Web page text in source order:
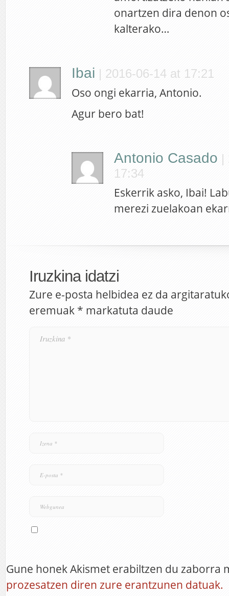
onartzen dira denon
kalterako…
Ibai | 2016-06-14 at 17:21
Oso ongi ekarria, Antonio.
Agur bero bat!
Antonio Casado |
17:34
Eskerrik asko, Ibai!
merezi zuelakoan
Iruzkina idatzi
Zure e-posta helbidea ez da
eremuak * markatuta daude
Gune honek Akismet erabiltzen du zaborra
prozesatzen diren zure erantzunen datuak.